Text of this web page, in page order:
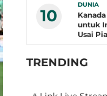
10
DUNIA
untuk
Usai
TRENDING